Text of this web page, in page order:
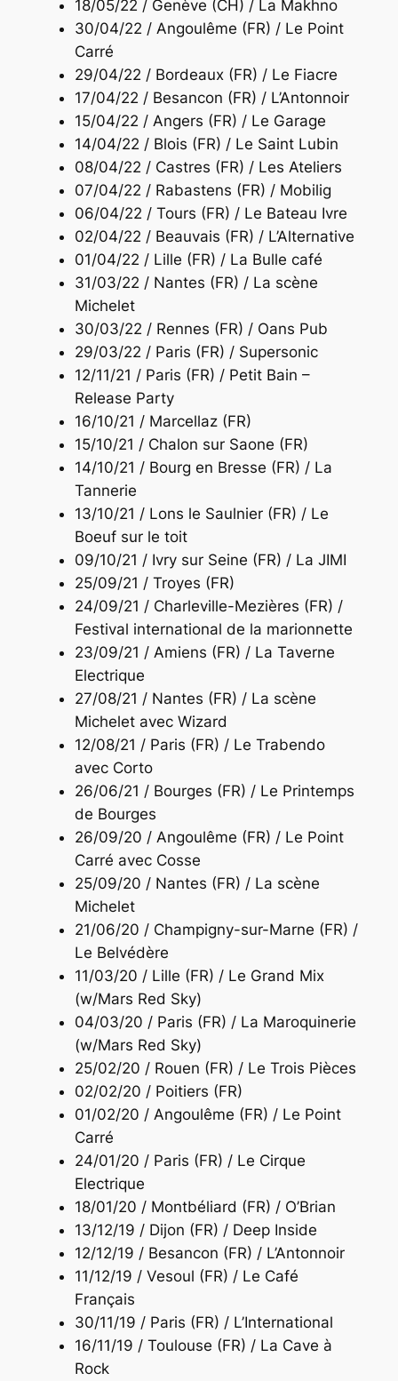
18/05/22 / Genève (CH) / La Makhno
30/04/22 / Angoulême (FR) / Le Point
Carré
29/04/22 / Bordeaux (FR) / Le Fiacre
17/04/22 / Besancon (FR) / L’Antonnoir
15/04/22 / Angers (FR) / Le Garage
14/04/22 / Blois (FR) / Le Saint Lubin
08/04/22 / Castres (FR) / Les Ateliers
07/04/22 / Rabastens (FR) / Mobilig
06/04/22 / Tours (FR) / Le Bateau Ivre
02/04/22 / Beauvais (FR) / L’Alternative
01/04/22 / Lille (FR) / La Bulle café
31/03/22 / Nantes (FR) / La scène
Michelet
30/03/22 / Rennes (FR) / Oans Pub
29/03/22 / Paris (FR) / Supersonic
12/11/21 / Paris (FR) / Petit Bain –
Release Party
16/10/21 / Marcellaz (FR)
15/10/21 / Chalon sur Saone (FR)
14/10/21 / Bourg en Bresse (FR) / La
Tannerie
13/10/21 / Lons le Saulnier (FR) / Le
Boeuf sur le toit
09/10/21 / Ivry sur Seine (FR) / La JIMI
25/09/21 / Troyes (FR)
24/09/21 / Charleville-Mezières (FR) /
Festival international de la marionnette
23/09/21 / Amiens (FR) / La Taverne
Electrique
27/08/21 / Nantes (FR) / La scène
Michelet avec Wizard
12/08/21 / Paris (FR) / Le Trabendo
avec Corto
26/06/21 / Bourges (FR) / Le Printemps
de Bourges
26/09/20 / Angoulême (FR) / Le Point
Carré avec Cosse
25/09/20 / Nantes (FR) / La scène
Michelet
21/06/20 / Champigny-sur-Marne (FR) /
Le Belvédère
11/03/20 / Lille (FR) / Le Grand Mix
(w/Mars Red Sky)
04/03/20 / Paris (FR) / La Maroquinerie
(w/Mars Red Sky)
25/02/20 / Rouen (FR) / Le Trois Pièces
02/02/20 / Poitiers (FR)
01/02/20 / Angoulême (FR) / Le Point
Carré
24/01/20 / Paris (FR) / Le Cirque
Electrique
18/01/20 / Montbéliard (FR) / O’Brian
13/12/19 / Dijon (FR) / Deep Inside
12/12/19 / Besancon (FR) / L’Antonnoir
11/12/19 / Vesoul (FR) / Le Café
Français
30/11/19 / Paris (FR) / L’International
16/11/19 / Toulouse (FR) / La Cave à
Rock